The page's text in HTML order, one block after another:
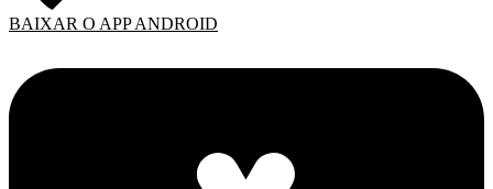
BAIXAR O APP ANDROID